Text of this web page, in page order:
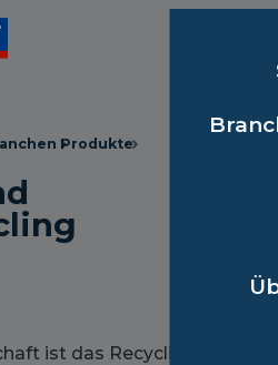
Produkte
ist das Recycling von